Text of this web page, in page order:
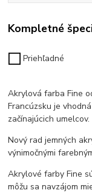
Kompletné
Priehľadné
Akrylová farba Fine
Francúzsku je
začínajúcich umelcov.
Nový rad jemných
výnimočnými
Akrylové farby Fine
môžu sa navzájom